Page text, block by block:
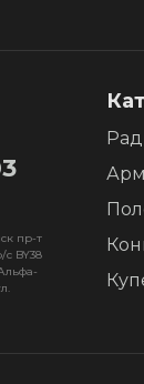
пр-т
с BY38